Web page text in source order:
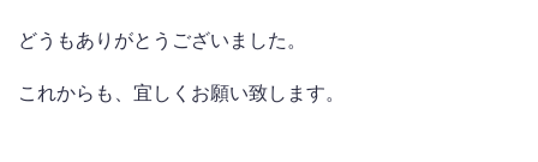
どうもありがとうございました。
これからも、宜しくお願い致します。